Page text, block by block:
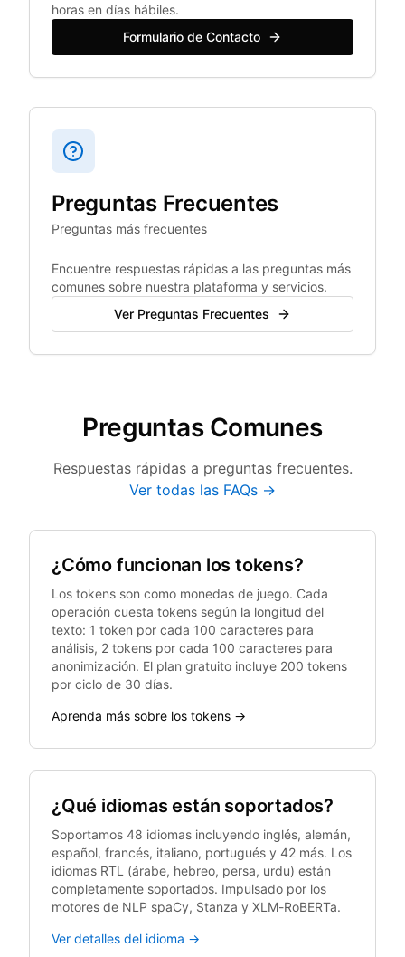
horas en días hábiles.
Formulario de Contacto
Preguntas Frecuentes
Preguntas más frecuentes
Encuentre respuestas rápidas a las preguntas más
comunes sobre nuestra plataforma y servicios.
Ver Preguntas Frecuentes
Preguntas Comunes
Respuestas rápidas a preguntas frecuentes.
Ver todas las FAQs →
¿Cómo funcionan los tokens?
Los tokens son como monedas de juego. Cada
operación cuesta tokens según la longitud del
texto: 1 token por cada 100 caracteres para
análisis, 2 tokens por cada 100 caracteres para
anonimización. El plan gratuito incluye 200 tokens
por ciclo de 30 días.
Aprenda más sobre los tokens →
¿Qué idiomas están soportados?
Soportamos 48 idiomas incluyendo inglés, alemán,
español, francés, italiano, portugués y 42 más. Los
idiomas RTL (árabe, hebreo, persa, urdu) están
completamente soportados. Impulsado por los
motores de NLP spaCy, Stanza y XLM-RoBERTa.
Ver detalles del idioma →